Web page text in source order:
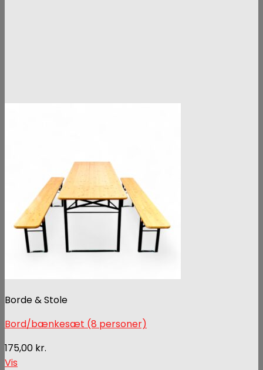
Borde & Stole
Bord/bænkesæt (8 personer)
175,00 kr.
Vis